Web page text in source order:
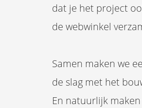
dat je het project
de webwinkel
Samen maken we
de slag met het
En natuurlijk